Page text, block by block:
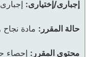
إجبارى/إختيارى: إجبارى
حالة المقرر: مادة
محتوى المقرر: إحصاء